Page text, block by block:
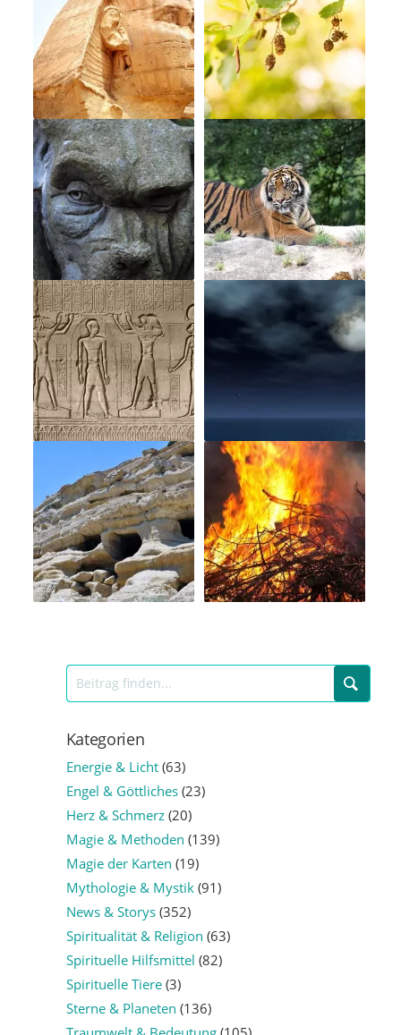
Kategorien
Energie & Licht(63)
Engel & Göttliches(23)
Herz & Schmerz(20)
Magie & Methoden (139)
Magie der Karten (19)
Mythologie & Mystik(91)
News & Storys(352)
Spiritualität & Religion (63)
Spirituelle Hilfsmittel (82)
Spirituelle Tiere(3)
Sterne & Planeten (136)